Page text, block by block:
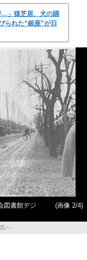
…」猿芝居、犬の踊
られた“銀座”が日
図書館デジ
(画像 2/4)
へ